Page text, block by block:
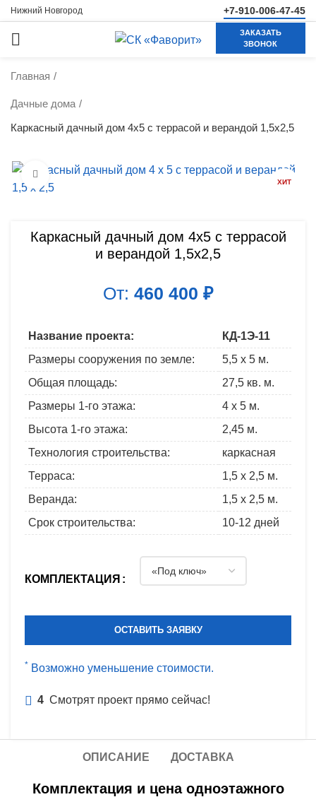
Нижний Новгород +7-910-006-47-45
ЗАКАЗАТЬ
ЗВОНОК
Главная
Дачные дома
Каркасный дачный дом 4х5 с террасой и верандой 1,5х2,5
ХИТ
Нажмите, чтобы увеличить
Каркасный дачный дом 4х5 с террасой
и верандой 1,5х2,5
От: 460 400 ₽
Название проекта:
КД-1Э-11
Размеры сооружения по земле:
5,5 x 5 м.
Общая площадь:
27,5 кв. м.
Размеры 1-го этажа:
4 x 5 м.
Высота 1-го этажа:
2,45 м.
Технология строительства:
каркасная
Терраса:
1,5 x 2,5 м.
Веранда:
1,5 x 2,5 м.
Срок строительства:
10-12 дней
КОМПЛЕКТАЦИЯ
ОСТАВИТЬ ЗАЯВКУ
* Возможно уменьшение стоимости.
4 Смотрят проект прямо сейчас!
ОПИСАНИЕ ДОСТАВКА
Комплектация и цена одноэтажного